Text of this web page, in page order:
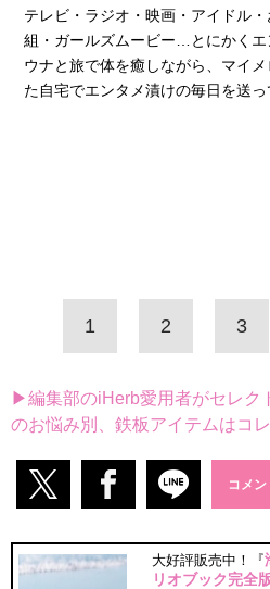
テレビ・ラジオ・映画・アイドル
組・ガールズムービー…とにかくエ
ウナと旅で体を癒しながら、マイ
た自宅でエンタメ漬けの毎日を送っ
1 2 3
▶編集部のiHerb愛用者がセレク
のお悩み別、鉄板アイテムはコレ
コメ
大好評販売中！『
リオブック完全